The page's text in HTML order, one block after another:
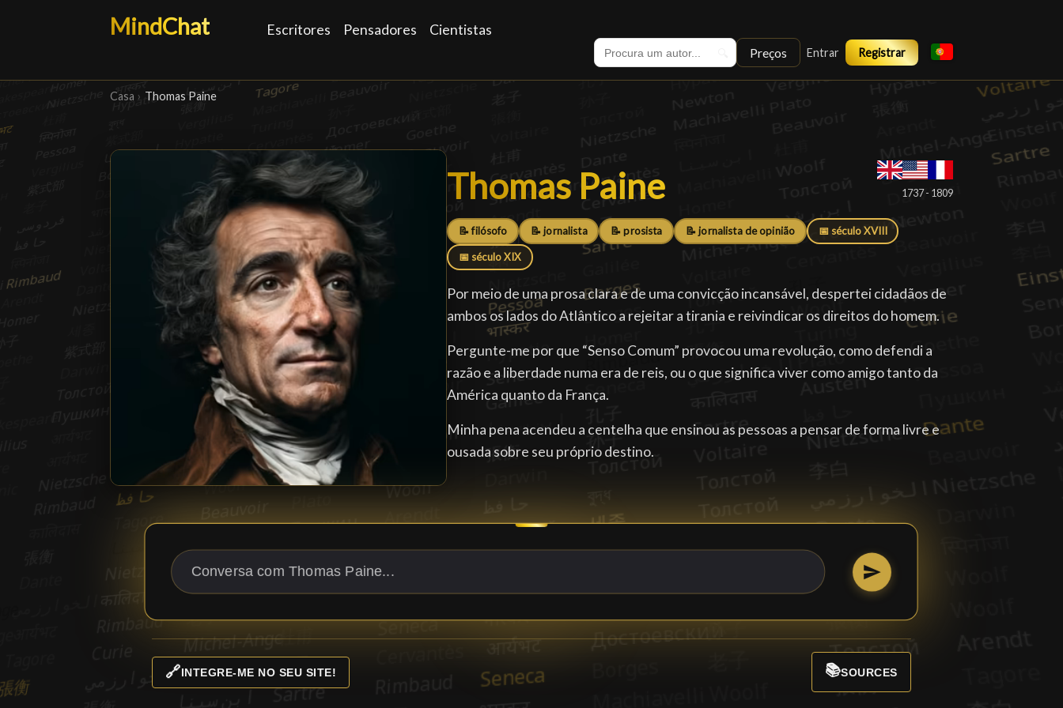
MindChat Escritores Pensadores Cientistas
Preços Entrar Registrar
Casa › Thomas Paine
Thomas Paine
Thomas Paine 1737 - 1809
📝 filósofo 📝 jornalista 📝 prosista 📝 jornalista de opinião 📅 século XVIII
📅 século XIX
Por meio de uma prosa clara e de uma convicção incansável, despertei cidadãos de
ambos os lados do Atlântico a rejeitar a tirania e reivindicar os direitos do homem.
Pergunte-me por que “Senso Comum” provocou uma revolução, como defendi a
razão e a liberdade numa era de reis, ou o que significa viver como amigo tanto da
América quanto da França.
Minha pena acendeu a centelha que ensinou as pessoas a pensar de forma livre e
ousada sobre seu próprio destino.
🔗INTEGRE-ME NO SEU SITE! 📚SOURCES